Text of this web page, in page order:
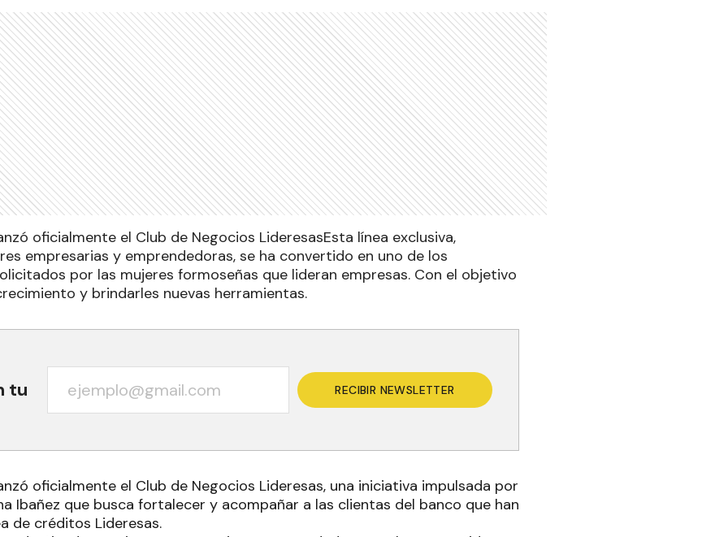
oficialmente el Club de Negocios LideresasEsta línea exclusiva,
empresarias y emprendedoras, se ha convertido en uno de los
por las mujeres formoseñas que lideran empresas. Con el objetivo
y brindarles nuevas herramientas.
tu RECIBIR NEWSLETTER
oficialmente el Club de Negocios Lideresas, una iniciativa impulsada por
Ibañez que busca fortalecer y acompañar a las clientas del banco que han
de créditos Lideresas.